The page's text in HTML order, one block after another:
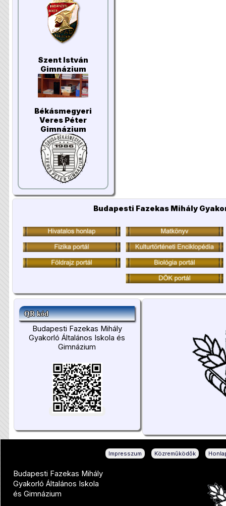
Szent István
Gimnázium
Békásmegyeri
Veres Péter
Gimnázium
Budapesti Fazekas Mihály
QR kód
Budapesti Fazekas Mihály
Gyakorló Általános Iskola és
Gimnázium
Impresszum Közreműködők
Budapesti Fazekas Mihály
Gyakorló Általános Iskola
és Gimnázium